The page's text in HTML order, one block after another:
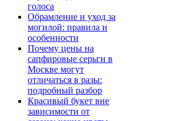
голоса
Обрамление и уход за
могилой: правила и
особенности
Почему цены на
сапфировые серьги в
Москве могут
отличаться в разы:
подробный разбор
Красивый букет вне
зависимости от